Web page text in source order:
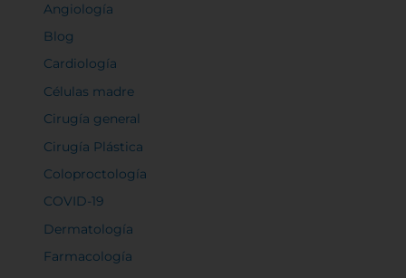
Angiología
Blog
Cardiología
Células madre
Cirugía general
Cirugía Plástica
Coloproctología
COVID-19
Dermatología
Farmacología